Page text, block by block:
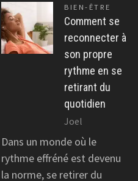
BIEN-ÊTRE
Comment se
reconnecter à
son propre
rythme en se
retirant du
quotidien
Joel
Dans un monde où le
rythme effréné est devenu
la norme, se retirer du